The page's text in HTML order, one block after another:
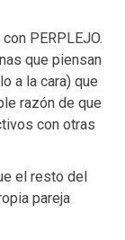
PERPLEJO.
que piensan
a la cara) que
razón de que
con otras
el resto del
pareja